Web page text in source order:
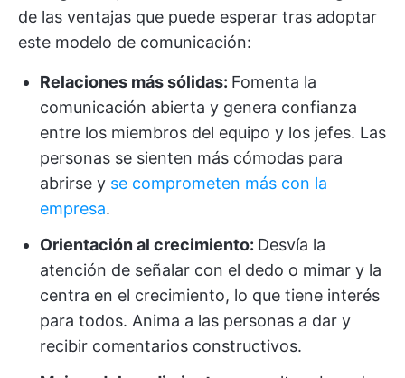
de las ventajas que puede esperar tras adoptar
este modelo de comunicación:
Relaciones más sólidas: Fomenta la
comunicación abierta y genera confianza
entre los miembros del equipo y los jefes. Las
personas se sienten más cómodas para
abrirse y se comprometen más con la
empresa.
Orientación al crecimiento: Desvía la
atención de señalar con el dedo o mimar y la
centra en el crecimiento, lo que tiene interés
para todos. Anima a las personas a dar y
recibir comentarios constructivos.